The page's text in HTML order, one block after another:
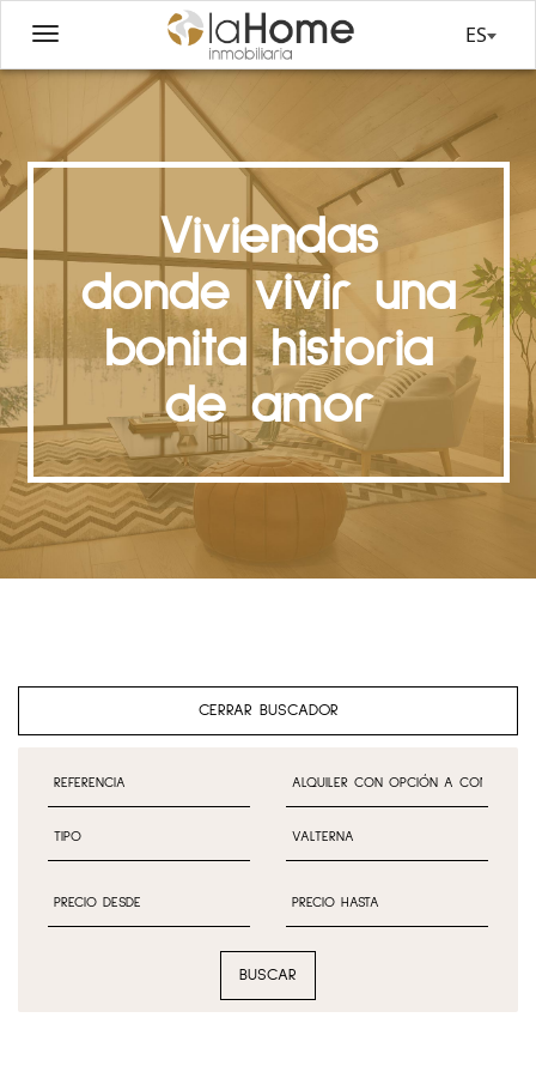
ES
Viviendas
donde vivir una
bonita historia
de amor
CERRAR BUSCADOR
BUSCAR